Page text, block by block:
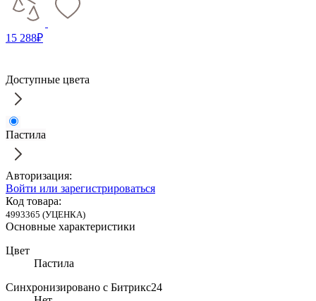
15 288₽
Доступные цвета
Пастила
Авторизация:
Войти или зарегистрироваться
Код товара:
4993365 (УЦЕНКА)
Основные характеристики
Цвет
Пастила
Синхронизировано с Битрикс24